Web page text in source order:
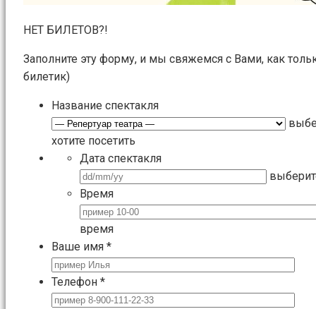
НЕТ БИЛЕТОВ?!
Заполните эту форму, и мы свяжемся с Вами, как
билетик)
Название спектакля
хотите посетить
Дата спектакля
Время
время
Ваше имя *
Телефон *